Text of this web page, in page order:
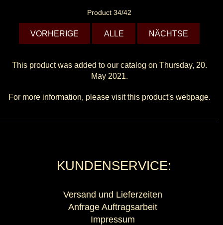
Product 34/42
VORHERIGE ALLE NÄCHTSE
This product was added to our catalog on Thursday, 20.
May 2021.
For more information, please visit this product's webpage.
KUNDENSERVICE:
Versand und Lieferzeiten
Anfrage Auftragsarbeit
Impressum